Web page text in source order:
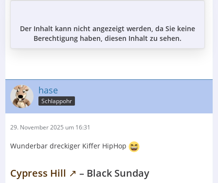
Der Inhalt kann nicht angezeigt werden, da Sie keine
Berechtigung haben, diesen Inhalt zu sehen.
hase
Schlappohr
29. November 2025 um 16:31
Wunderbar dreckiger Kiffer HipHop
Cypress Hill – Black Sunday